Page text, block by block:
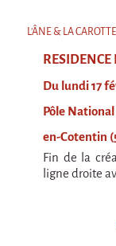
Brise de
Mad in
Préviens
Sans-
Sans-
Espèce
L'ÂNE & LA CAROTTE
RESIDENCE
Du lundi 17
Pôle
en-Cotentin
Fin de la
ligne droite